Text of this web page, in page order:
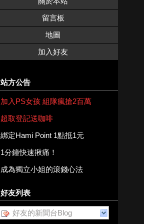
留言板
地圖
加入好友
站方公告
加入PS女孩 組隊瘋搶2百萬
超取登記送咖啡
綁定Hami Point 1點抵1元
1分鐘快速揪痛！
成為獨立小姐的滾錢心法
好友列表
好友的新聞台Blog